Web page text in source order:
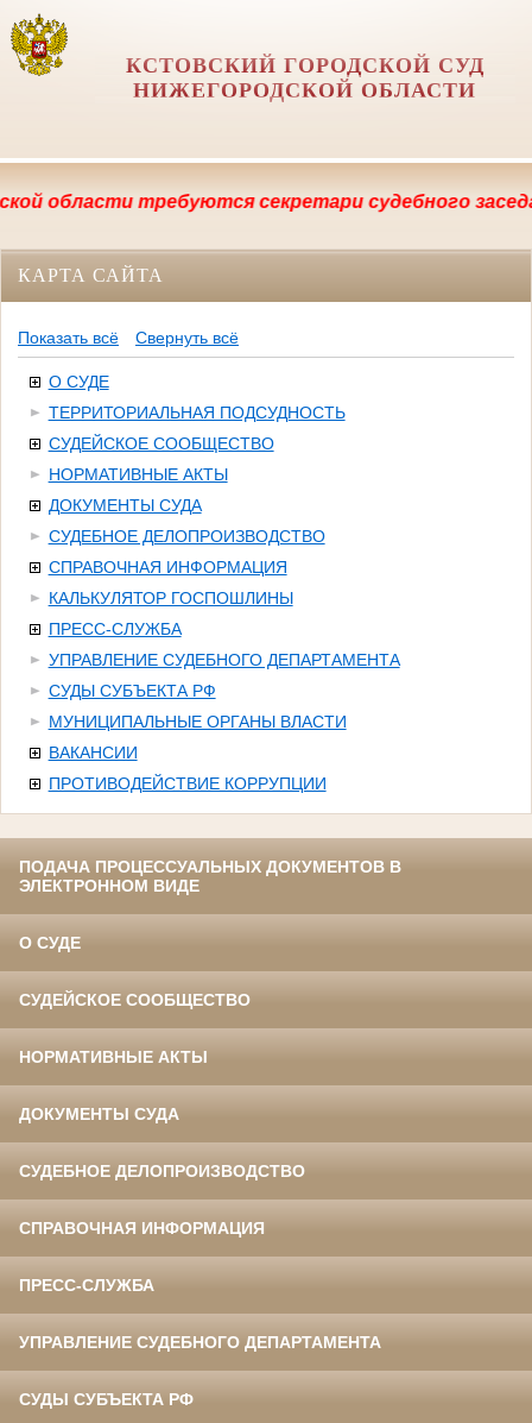
КСТОВСКИЙ ГОРОДСКОЙ СУД
НИЖЕГОРОДСКОЙ ОБЛАСТИ
требуются секретари судебного заседания,
КАРТА САЙТА
Показать всё Свернуть всё
О СУДЕ
ТЕРРИТОРИАЛЬНАЯ ПОДСУДНОСТЬ
СУДЕЙСКОЕ СООБЩЕСТВО
НОРМАТИВНЫЕ АКТЫ
ДОКУМЕНТЫ СУДА
СУДЕБНОЕ ДЕЛОПРОИЗВОДСТВО
СПРАВОЧНАЯ ИНФОРМАЦИЯ
КАЛЬКУЛЯТОР ГОСПОШЛИНЫ
ПРЕСС-СЛУЖБА
УПРАВЛЕНИЕ СУДЕБНОГО ДЕПАРТАМЕНТА
СУДЫ СУБЪЕКТА РФ
МУНИЦИПАЛЬНЫЕ ОРГАНЫ ВЛАСТИ
ВАКАНСИИ
ПРОТИВОДЕЙСТВИЕ КОРРУПЦИИ
ПОДАЧА ПРОЦЕССУАЛЬНЫХ ДОКУМЕНТОВ В
ЭЛЕКТРОННОМ ВИДЕ
О СУДЕ
СУДЕЙСКОЕ СООБЩЕСТВО
НОРМАТИВНЫЕ АКТЫ
ДОКУМЕНТЫ СУДА
СУДЕБНОЕ ДЕЛОПРОИЗВОДСТВО
СПРАВОЧНАЯ ИНФОРМАЦИЯ
ПРЕСС-СЛУЖБА
УПРАВЛЕНИЕ СУДЕБНОГО ДЕПАРТАМЕНТА
СУДЫ СУБЪЕКТА РФ